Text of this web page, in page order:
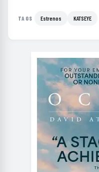
TAGS Estrenos KATSEYE